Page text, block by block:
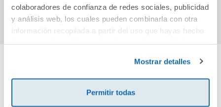
colaboradores de confianza de redes sociales, publicidad
y análisis web, los cuales pueden combinarla con otra
información recopilada a partir del uso que hayas hecho
Mostrar detalles
Permitir todas
Comprar
Comprar
Cuéntanos tu opinión